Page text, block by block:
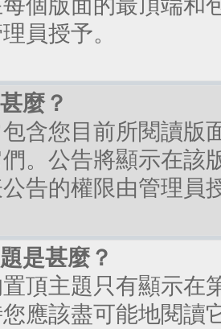
員授予。
麼？
含您目前所閱讀版
。公告將顯示在該
告的權限由管理員
是甚麼？
頂主題只有顯示在
應該盡可能地閱讀